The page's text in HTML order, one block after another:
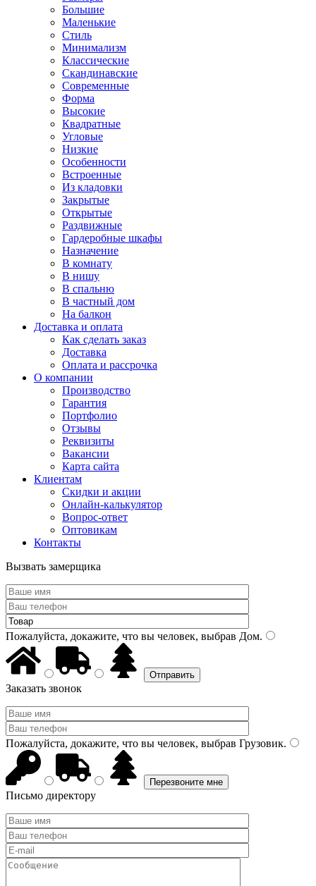
Большие
Маленькие
Стиль
Минимализм
Классические
Скандинавские
Современные
Форма
Высокие
Квадратные
Угловые
Низкие
Особенности
Встроенные
Из кладовки
Закрытые
Открытые
Раздвижные
Гардеробные шкафы
Назначение
В комнату
В нишу
В спальню
В частный дом
На балкон
Доставка и оплата
Как сделать заказ
Доставка
Оплата и рассрочка
О компании
Производство
Гарантия
Портфолио
Отзывы
Реквизиты
Вакансии
Карта сайта
Клиентам
Скидки и акции
Онлайн-калькулятор
Вопрос-ответ
Оптовикам
Контакты
Вызвать замерщика
Пожалуйста, докажите, что вы человек, выбрав Дом.
Заказать звонок
Пожалуйста, докажите, что вы человек, выбрав Грузовик.
Письмо директору